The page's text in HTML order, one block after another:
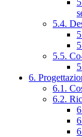
5.4.
5.5.
6.
6.1.
6.2.